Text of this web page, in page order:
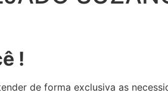
!
de forma exclusiva as